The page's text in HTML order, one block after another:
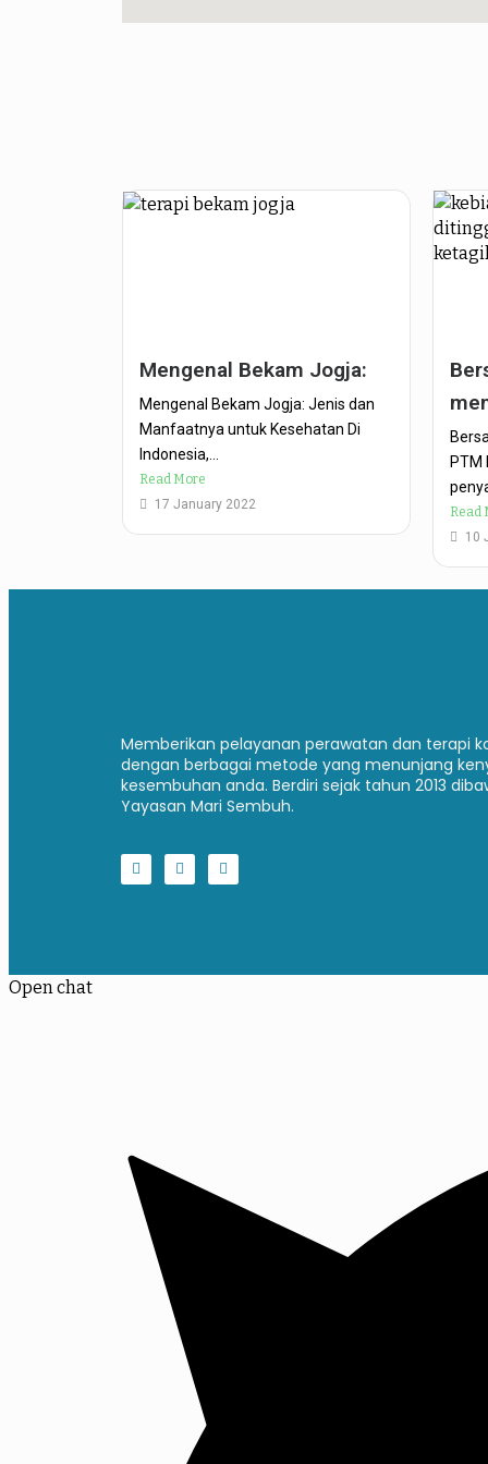
Mengenal Bekam Jogja:
Mengenal Bekam Jogja: Jenis dan
Manfaatnya untuk Kesehatan Di
Indonesia,...
Read More
17 January 2022
PTM
Read
10
Memberikan pelayanan perawatan dan terapi
dengan berbagai metode yang menunjang
kesembuhan anda. Berdiri sejak tahun 2013
Yayasan Mari Sembuh.
Open chat